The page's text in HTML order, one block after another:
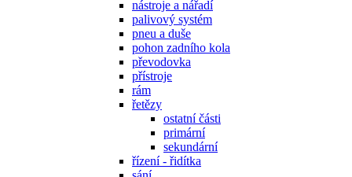
nástroje a nářadí
palivový systém
pneu a duše
pohon zadního kola
převodovka
přístroje
rám
řetězy
ostatní části
primární
sekundární
řízení - řidítka